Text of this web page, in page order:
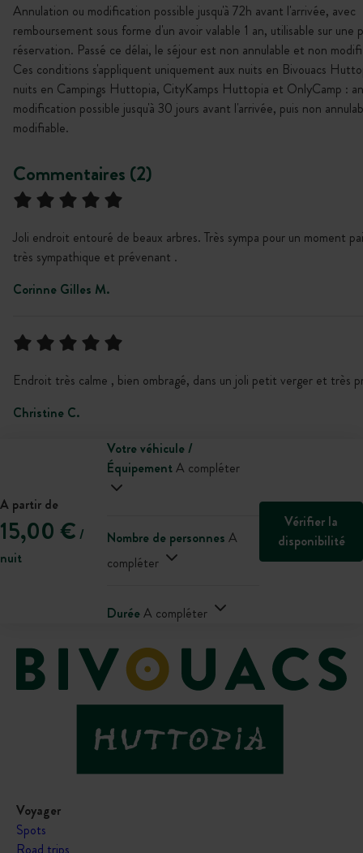
Annulation ou modification possible jusqu'à 72h avant l'arrivée, avec
remboursement sous forme d'un avoir valable 1 an, utilisable sur une
réservation. Passé ce délai, le séjour est non annulable et non
Ces conditions s'appliquent uniquement aux nuits en Bivouacs
nuits en Campings Huttopia, CityKamps Huttopia et OnlyCamp :
modification possible jusqu'à 30 jours avant l'arrivée, puis non
modifiable.
Commentaires (2)
Joli endroit entouré de beaux arbres. Très sympa pour un moment
très sympathique et prévenant .
Corinne Gilles M.
Endroit très calme , bien ombragé, dans un joli petit verger et très
Christine C.
A partir de
15,00 € /
nuit
Votre véhicule /
ÉquipementA compléter
Nombre de personnes A
compléter
DuréeA compléter
Vérifier la
disponibilité
Voyager
Spots